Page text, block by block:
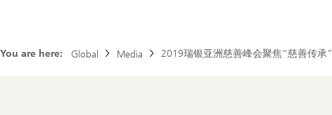
You are here: Global Media 2019瑞银亚洲慈善峰会聚焦“慈善传承”